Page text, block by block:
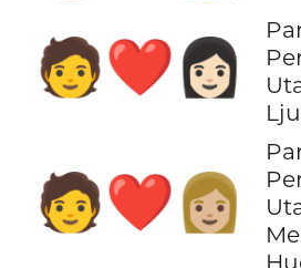
🧑‍❤️‍👩🏻
🧑‍❤️‍👩🏼